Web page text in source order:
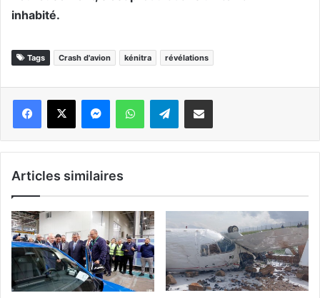
inhabité.
Tags Crash d'avion kénitra révélations
WhatsApp Telegram
Articles similaires